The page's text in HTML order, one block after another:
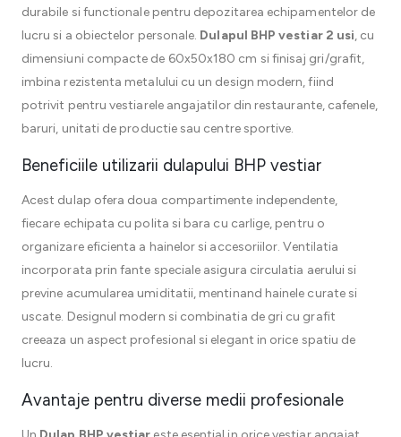
durabile si functionale pentru depozitarea echipamentelor de
lucru si a obiectelor personale. Dulapul BHP vestiar 2 usi, cu
dimensiuni compacte de 60x50x180 cm si finisaj gri/grafit,
imbina rezistenta metalului cu un design modern, fiind
potrivit pentru vestiarele angajatilor din restaurante, cafenele,
baruri, unitati de productie sau centre sportive.
Beneficiile utilizarii dulapului BHP vestiar
Acest dulap ofera doua compartimente independente,
fiecare echipata cu polita si bara cu carlige, pentru o
organizare eficienta a hainelor si accesoriilor. Ventilatia
incorporata prin fante speciale asigura circulatia aerului si
previne acumularea umiditatii, mentinand hainele curate si
uscate. Designul modern si combinatia de gri cu grafit
creeaza un aspect profesional si elegant in orice spatiu de
lucru.
Avantaje pentru diverse medii profesionale